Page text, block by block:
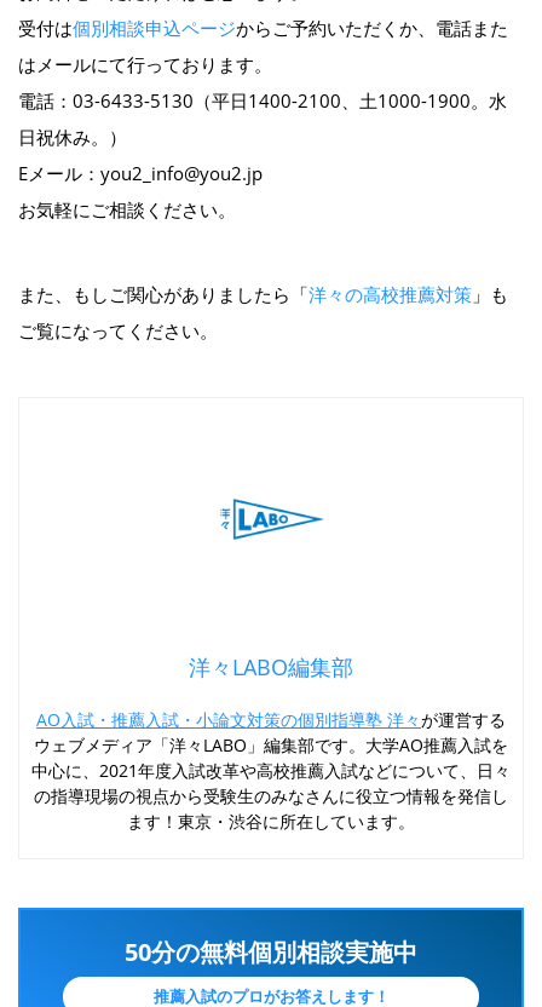
受付は個別相談申込ページからご予約いただくか、電話また
はメールにて行っております。
電話：03-6433-5130（平日1400-2100、土1000-1900。水
日祝休み。）
Eメール：you2_info@you2.jp
お気軽にご相談ください。
また、もしご関心がありましたら「洋々の高校推薦対策 」も
ご覧になってください。
洋々LABO編集部
AO入試・推薦入試・小論文対策の個別指導塾 洋々が運営する
ウェブメディア「洋々LABO」編集部です。大学AO推薦入試を
中心に、2021年度入試改革や高校推薦入試などについて、日々
の指導現場の視点から受験生のみなさんに役立つ情報を発信し
ます！東京・渋谷に所在しています。
50分の無料個別相談実施中
推薦入試のプロがお答えします！